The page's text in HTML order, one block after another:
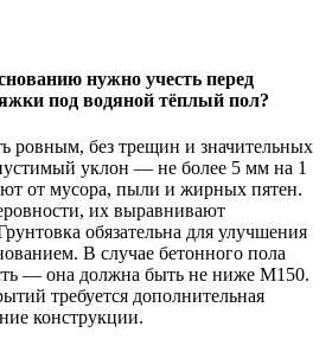
нужно учесть перед
под водяной тёплый пол?
ровным, без трещин и значительных
уклон — не более 5 мм на 1
от мусора, пыли и жирных пятен.
их выравнивают
обязательна для улучшения
В случае бетонного пола
— она должна быть не ниже М150.
требуется дополнительная
конструкции.